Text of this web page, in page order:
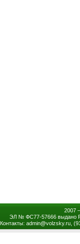
2007
ЭЛ № ФС77-57666 выдано
Контакты: admin@volzsky.ru,